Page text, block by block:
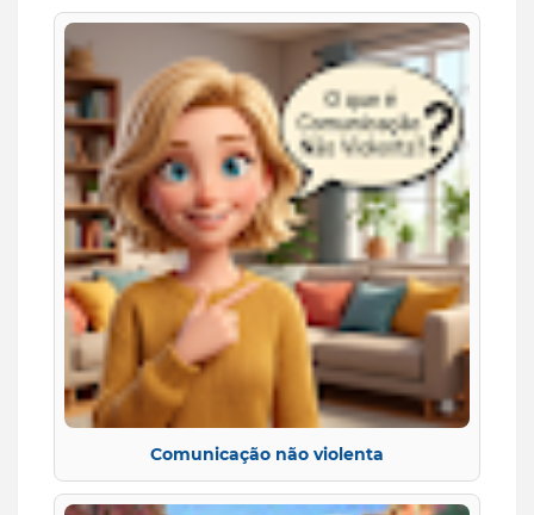
Comunicação não violenta